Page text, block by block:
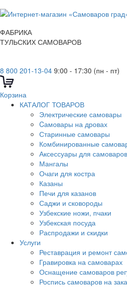
ФАБРИКА
ТУЛЬСКИХ САМОВАРОВ
8 800 201-13-04 9:00 - 17:30 (пн - пт)
Корзина
КАТАЛОГ ТОВАРОВ
Электрические самовары
Cамовары на дровах
Старинные самовары
Комбинированные
Аксессуары для самоваров
Мангалы
Очаги для костра
Казаны
Печи для казанов
Саджи и сковороды
Узбекские ножи, пчаки
Узбекская посуда
Распродажи и скидки
Услуги
Реставрация и ремонт
Гравировка на самоварах
Оснащение самоваров
Роспись самоваров на